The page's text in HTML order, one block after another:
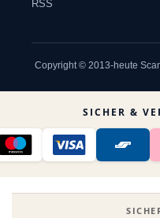
RSS
Copyright © 2013-heute
SICHER &